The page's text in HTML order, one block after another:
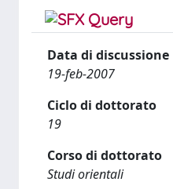
Data di discussione
19-feb-2007
Ciclo di dottorato
19
Corso di dottorato
Studi orientali